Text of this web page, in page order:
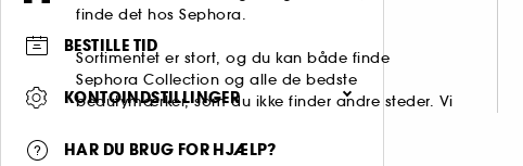
BESTILLE TID
KONTOINDSTILLINGER
HAR DU BRUG FOR HJÆLP?
finde det hos Sephora.
Sortimentet er stort, og du kan både finde
Sephora Collection og alle de bedste
beautymærker, som du ikke finder andre steder. Vi